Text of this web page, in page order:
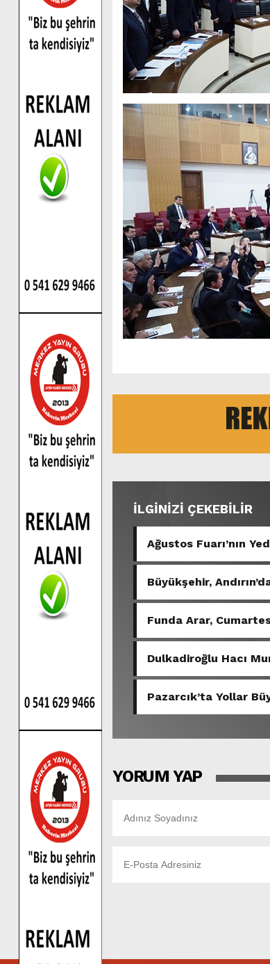
İLGİNİZİ ÇEKEBİLİR
Ağustos Fuarı’nın
Büyükşehir,
Funda Arar,
Dulkadiroğlu Hacı
Pazarcık’ta Yollar
YORUM YAP